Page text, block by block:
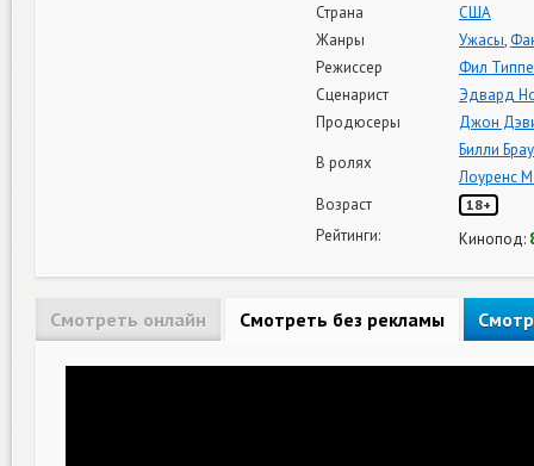
Страна
США
Жанры
Ужасы,
Режиссер
Фил
Сценарист
Эдвард
Продюсеры
Джон
В ролях
Билли
Лоуренс
Возраст
18+
Рейтинги: Кинопод:
Смотреть онлайн Смотреть без рекламы